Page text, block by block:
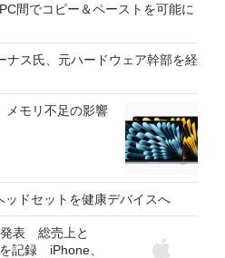
間でコピー＆ペーストを可能に
ナス氏、元ハードウェア幹部を経
メモリ不足の影響
ドセットを健康デバイスへ
発表 総売上と
記録 iPhone、